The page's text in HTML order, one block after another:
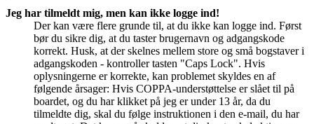
Jeg har tilmeldt mig, men kan ikke logge ind!
Der kan være flere grunde til, at du ikke kan logge ind. Først
bør du sikre dig, at du taster brugernavn og adgangskode
korrekt. Husk, at der skelnes mellem store og små bogstaver i
adgangskoden - kontroller tasten "Caps Lock". Hvis
oplysningerne er korrekte, kan problemet skyldes en af
følgende årsager: Hvis COPPA-understøttelse er slået til på
boardet, og du har klikket på jeg er under 13 år, da du
tilmeldte dig, skal du følge instruktionen i den e-mail, du har